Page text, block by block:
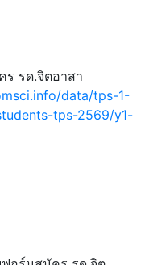
รด.จิตอาสา
data/tps-1-
tps-2569/y1-